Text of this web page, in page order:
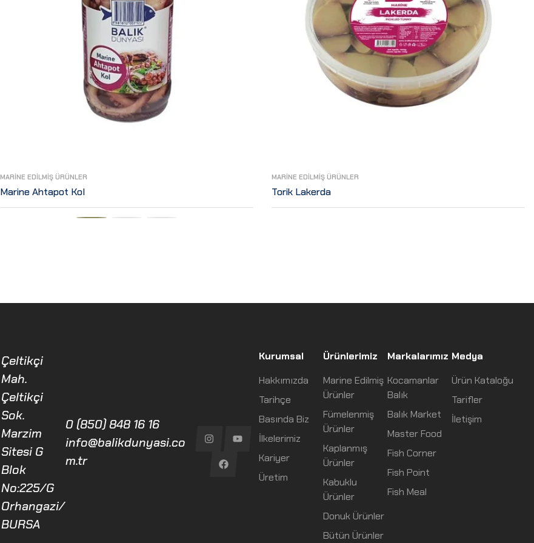
MARINE EDILMIŞ ÜRÜNLER
Marine Ahtapot Kol
MARINE EDILMIŞ ÜRÜNLER
Torik Lakerda
Çeltikçi
Mah.
Çeltikçi
Sok.
Marzim
Sitesi G
Blok
No:225/G
Orhangazi/
BURSA
0 (850) 848 16 16
info@balikdunyasi.co
m.tr
Kurumsal
Hakkımızda
Tarihçe
Basında Biz
İlkelerimiz
Kariyer
Üretim
Ürünlerimiz
Marine Edilmiş
Ürünler
Fümelenmiş
Ürünler
Kaplanmış
Ürünler
Kabuklu
Ürünler
Donuk Ürünler
Bütün Ürünler
Markalarımız
Kocamanlar
Balık
Balık Market
Master Food
Fish Corner
Fish Point
Fish Meal
Medya
Ürün Kataloğu
Tarifler
İletişim